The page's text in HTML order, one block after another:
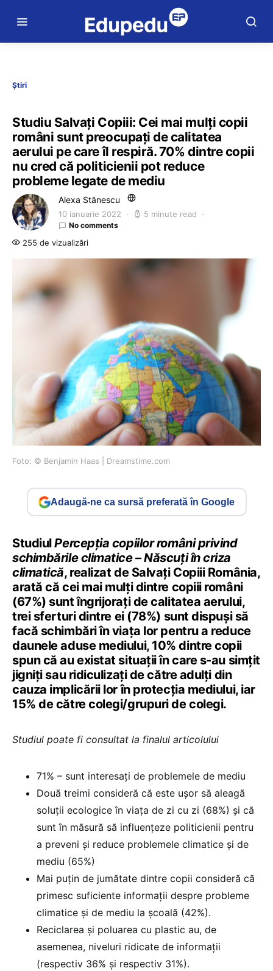
Știri
Studiu Salvați Copiii: Cei mai mulți copii
români sunt preocupați de calitatea
aerului pe care îl respiră. 70% dintre copii
nu cred că politicienii pot reduce
probleme legate de mediu
Alexa Stănescu
10 ianuarie 2022 5 minute read
No comments
255 de vizualizări
Foto: © Benjamin Haas | Dreamstime.com
Adaugă-ne ca sursă preferată în Google
StudiulPercepția copiilor români privind
schimbările climatice – Născuți în criza
climatică, realizat de Salvați Copiii România,
arată că cei mai mulți dintre copiii români
(67%) sunt îngrijorați de calitatea aerului,
trei sferturi dintre ei (78%) sunt dispuși să
facă schimbări în viața lor pentru a reduce
daunele aduse mediului, 10% dintre copii
spun că au existat situații în care s-au simțit
jigniți sau ridiculizați de către adulți din
cauza implicării lor în protecția mediului, iar
15% de către colegi/grupuri de colegi.
Studiul poate fi consultat la finalul articolului
71% – sunt interesați de problemele de mediu
Două treimi consideră că este ușor să aleagă
soluții ecologice în viața de zi cu zi (68%) și că
sunt în măsură să influențeze politicienii pentru
a preveni și reduce problemele climatice și de
mediu (65%)
Mai puțin de jumătate dintre copii consideră că
primesc suficiente informații despre probleme
climatice și de mediu la școală (42%).
Reciclarea și poluarea cu plastic au, de
asemenea, niveluri ridicate de informații
(respectiv 36% și respectiv 31%).